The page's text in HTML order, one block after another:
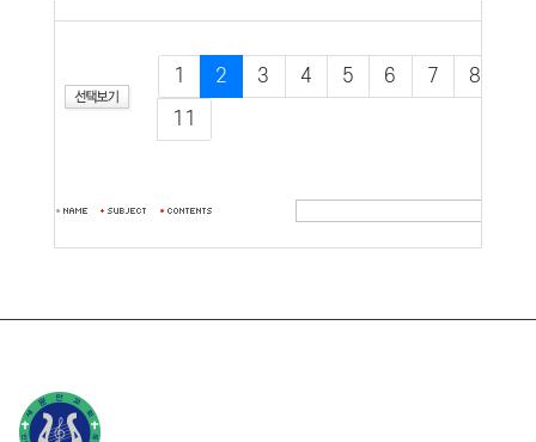
1 2 3 4 5 6 7 8
11